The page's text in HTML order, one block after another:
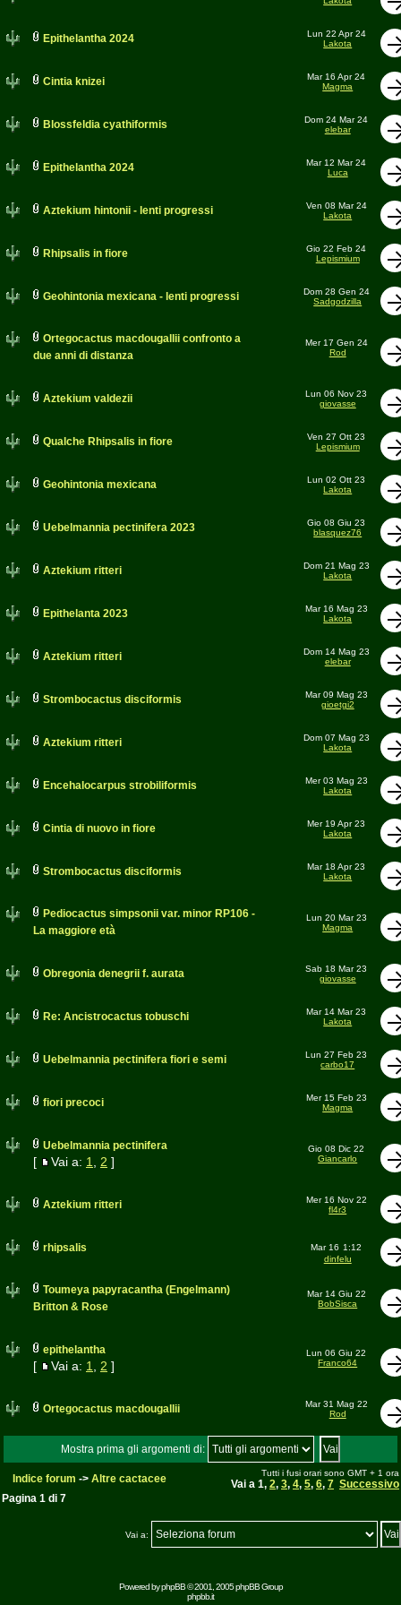
Epithelantha 2024
Lun 22 Apr 24
Lakota
Cintia knizei
Mar 16 Apr 24
Magma
Blossfeldia cyathiformis
Dom 24 Mar 24
elebar
Epithelantha 2024
Mar 12 Mar 24
Luca
Aztekium hintonii - lenti progressi
Ven 08 Mar 24
Lakota
Rhipsalis in fiore
Gio 22 Feb 24
Lepismium
Geohintonia mexicana - lenti progressi
Dom 28 Gen 24
Sadgodzilla
Ortegocactus macdougallii confronto a
due anni di distanza
Mer 17 Gen 24
Rod
Aztekium valdezii
Lun 06 Nov 23
giovasse
Qualche Rhipsalis in fiore
Ven 27 Ott 23
Lepismium
Geohintonia mexicana
Lun 02 Ott 23
Lakota
Uebelmannia pectinifera 2023
Gio 08 Giu 23
blasquez76
Aztekium ritteri
Dom 21 Mag 23
Lakota
Epithelanta 2023
Mar 16 Mag 23
Lakota
Aztekium ritteri
Dom 14 Mag 23
elebar
Strombocactus disciformis
Mar 09 Mag 23
gioetgi2
Aztekium ritteri
Dom 07 Mag 23
Lakota
Encehalocarpus strobiliformis
Mer 03 Mag 23
Lakota
Cintia di nuovo in fiore
Mer 19 Apr 23
Lakota
Strombocactus disciformis
Mar 18 Apr 23
Lakota
Pediocactus simpsonii var. minor RP106 -
La maggiore età
Lun 20 Mar 23
Magma
Obregonia denegrii f. aurata
Sab 18 Mar 23
giovasse
Re: Ancistrocactus tobuschi
Mar 14 Mar 23
Lakota
Uebelmannia pectinifera fiori e semi
Lun 27 Feb 23
carbo17
fiori precoci
Mer 15 Feb 23
Magma
Uebelmannia pectinifera
[ Vai a: 1 2 ]
Gio 08 Dic 22
Giancarlo
Aztekium ritteri
Mer 16 Nov 22
fl4r3
rhipsalis Mar 16 1:12
dinfelu
Toumeya papyracantha (Engelmann)
Britton & Rose
Mar 14 Giu 22
BobSisca
epithelantha
[ Vai a: 1 2 ]
Lun 06 Giu 22
Franco64
Ortegocactus macdougallii
Mar 31 Mag 22
Rod
Mostra prima gli argomenti di:
Indice forum -> Altre cactacee Tutti i fusi orari sono GMT + 1 ora
Vai a 1, 2, 3, 4, 5, 6, 7 Successivo
Pagina 1 di 7
Vai a:
Powered byphpBB© 2001, 2005 phpBB Group
phpbb.it